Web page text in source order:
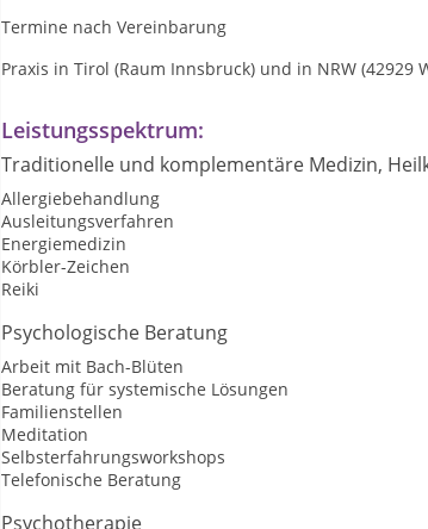
Termine nach Vereinbarung
Praxis in Tirol (Raum Innsbruck) und in NRW (42929
Leistungsspektrum:
Traditionelle und komplementäre Medizin,
Allergiebehandlung
Ausleitungsverfahren
Energiemedizin
Körbler-Zeichen
Reiki
Psychologische Beratung
Arbeit mit Bach-Blüten
Beratung für systemische Lösungen
Familienstellen
Meditation
Selbsterfahrungsworkshops
Telefonische Beratung
Psychotherapie